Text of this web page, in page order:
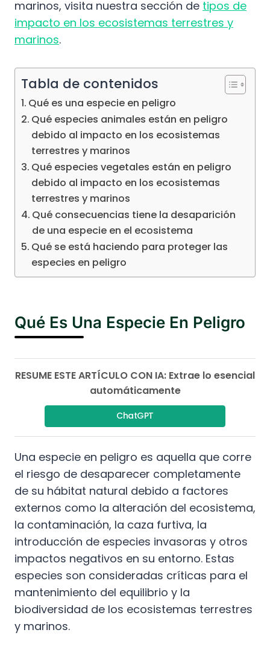
marinos, visita nuestra sección de tipos de
impacto en los ecosistemas terrestres y
marinos.
Tabla de contenidos
Qué es una especie en peligro
Qué especies animales están en peligro
debido al impacto en los ecosistemas
terrestres y marinos
Qué especies vegetales están en peligro
debido al impacto en los ecosistemas
terrestres y marinos
Qué consecuencias tiene la desaparición
de una especie en el ecosistema
Qué se está haciendo para proteger las
especies en peligro
Qué Es Una Especie En Peligro
RESUME ESTE ARTÍCULO CON IA: Extrae lo esencial
automáticamente
ChatGPT
Una especie en peligro es aquella que corre
el riesgo de desaparecer completamente
de su hábitat natural debido a factores
externos como la alteración del ecosistema,
la contaminación, la caza furtiva, la
introducción de especies invasoras y otros
impactos negativos en su entorno. Estas
especies son consideradas críticas para el
mantenimiento del equilibrio y la
biodiversidad de los ecosistemas terrestres
y marinos.